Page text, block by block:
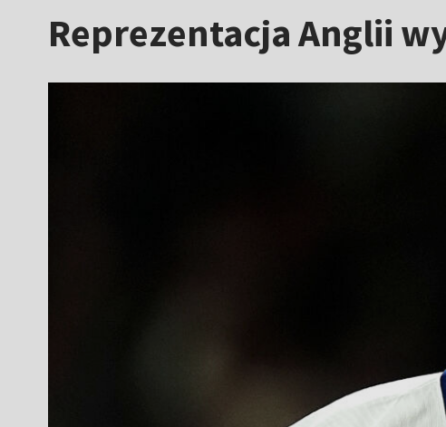
Reprezentacja Anglii